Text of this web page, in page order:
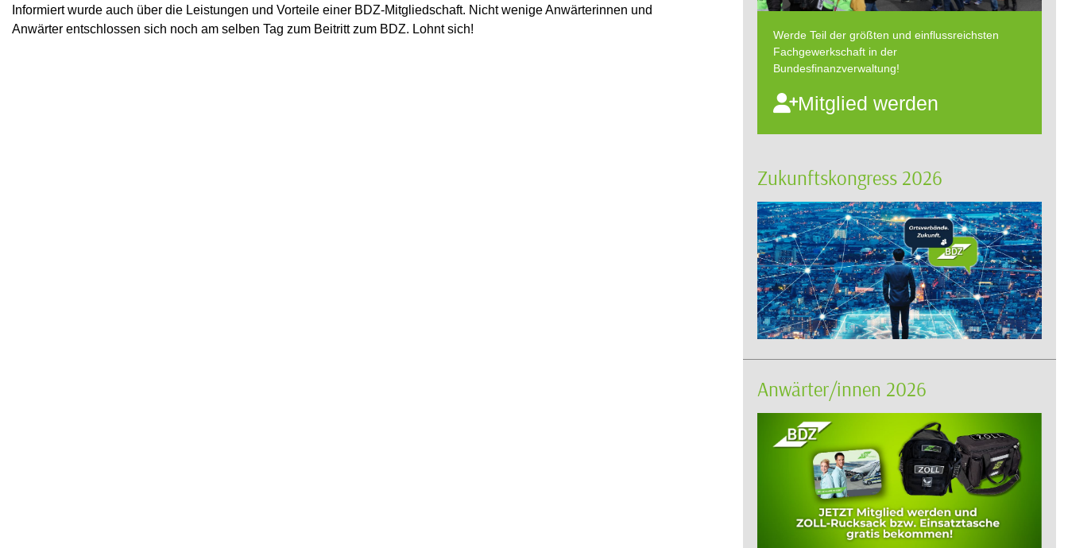
Informiert wurde auch über die Leistungen und Vorteile einer BDZ-Mitgliedschaft. Nicht wenige Anwärterinnen und
Anwärter entschlossen sich noch am selben Tag zum Beitritt zum BDZ. Lohnt sich!
Werde Teil der größten und einflussreichsten
Fachgewerkschaft in der
Bundesfinanzverwaltung!
Mitglied werden
Zukunftskongress 2026
Anwärter/innen 2026